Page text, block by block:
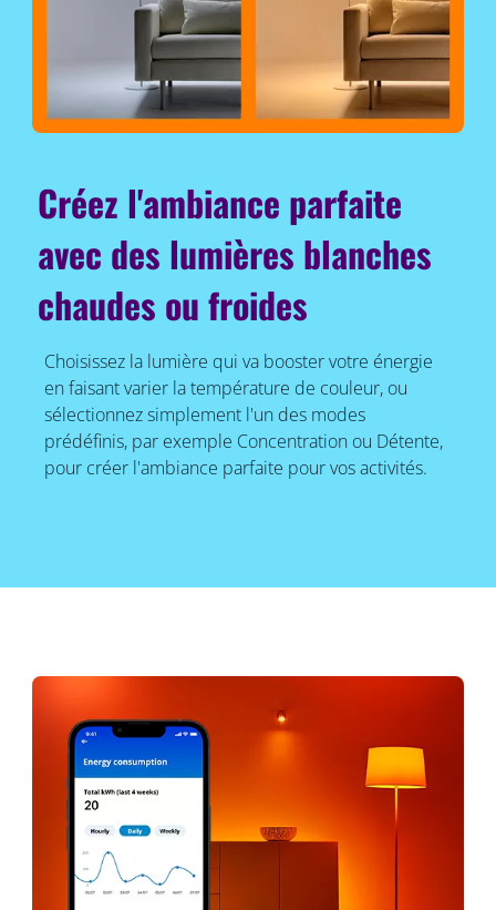
Créez l'ambiance parfaite
avec des lumières blanches
chaudes ou froides
Choisissez la lumière qui va booster votre énergie
en faisant varier la température de couleur, ou
sélectionnez simplement l'un des modes
prédéfinis, par exemple Concentration ou Détente,
pour créer l'ambiance parfaite pour vos activités.